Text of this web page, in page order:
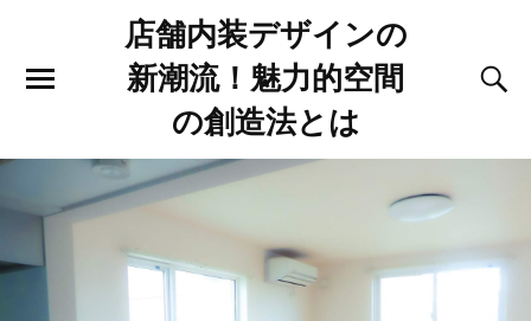
店舗内装デザインの
新潮流！魅力的空間
の創造法とは